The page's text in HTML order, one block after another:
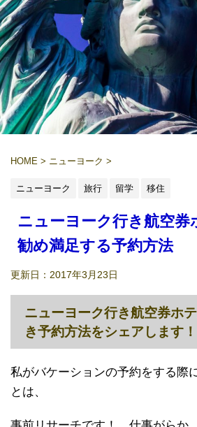
HOME > ニューヨーク >
ニューヨーク 旅行 留学 移住
ニューヨーク行き航空券
勧め満足する予約方法
更新日： 2017年3月23日
ニューヨーク行き航空券ホ
き予約方法をシェアします！
私がバケーションの予約をする際
とは、